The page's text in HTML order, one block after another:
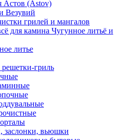
Астов (Astov)
Везувий
грилей и мангалов
Чугунное литьё и
литье
гриль
заслонки, вьюшки